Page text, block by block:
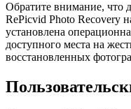
Обратите внимание, что
RePicvid Photo Recovery
установлена
доступного места на
восстановленных